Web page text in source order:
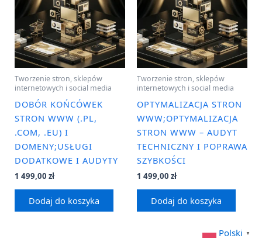
Tworzenie stron, sklepów
internetowych i social media
DOBÓR KOŃCÓWEK
STRON WWW (.PL,
.COM, .EU) I
DOMENY;USŁUGI
DODATKOWE I AUDYTY
1 499,00 zł
Dodaj do koszyka
Tworzenie stron, sklepów
internetowych i social media
OPTYMALIZACJA STRON
WWW;OPTYMALIZACJA
STRON WWW – AUDYT
TECHNICZNY I POPRAWA
SZYBKOŚCI
1 499,00 zł
Dodaj do koszyka
Polski ▼